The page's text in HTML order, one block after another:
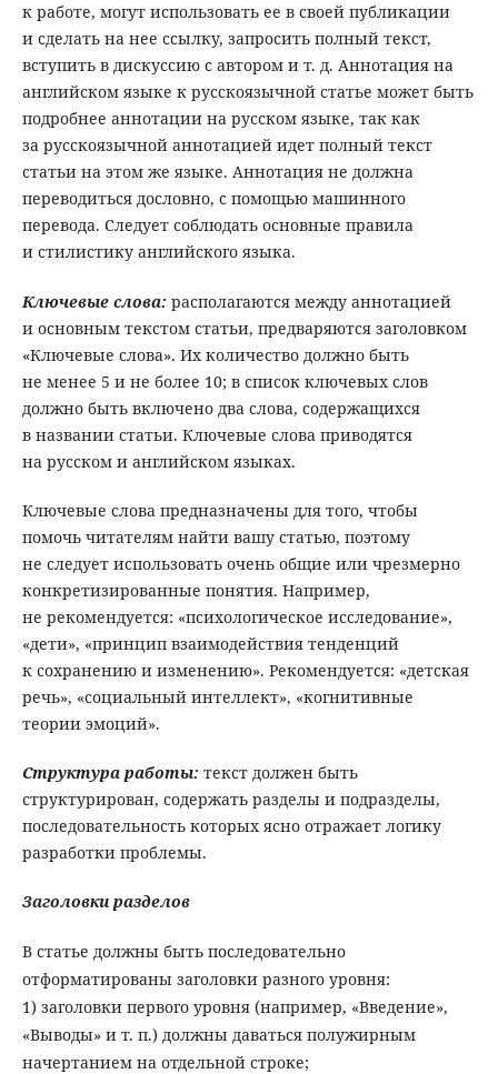
к работе, могут использовать ее в своей публикации
и сделать на нее ссылку, запросить полный текст,
вступить в дискуссию с автором и т. д. Аннотация на
английском языке к русскоязычной статье может быть
подробнее аннотации на русском языке, так как
за русскоязычной аннотацией идет полный текст
статьи на этом же языке. Аннотация не должна
переводиться дословно, с помощью машинного
перевода. Следует соблюдать основные правила
и стилистику английского языка.
Ключевые слова: располагаются между аннотацией
и основным текстом статьи, предваряются заголовком
«Ключевые слова». Их количество должно быть
не менее 5 и не более 10; в список ключевых слов
должно быть включено два слова, содержащихся
в названии статьи. Ключевые слова приводятся
на русском и английском языках.
Ключевые слова предназначены для того, чтобы
помочь читателям найти вашу статью, поэтому
не следует использовать очень общие или чрезмерно
конкретизированные понятия. Например,
не рекомендуется: «психологическое исследование»,
«дети», «принцип взаимодействия тенденций
к сохранению и изменению». Рекомендуется: «детская
речь», «социальный интеллект», «когнитивные
теории эмоций».
Структура работы: текст должен быть
структурирован, содержать разделы и подразделы,
последовательность которых ясно отражает логику
разработки проблемы.
Заголовки разделов
В статье должны быть последовательно
отформатированы заголовки разного уровня:
1) заголовки первого уровня (например, «Введение»,
«Выводы» и т. п.) должны даваться полужирным
начертанием на отдельной строке;